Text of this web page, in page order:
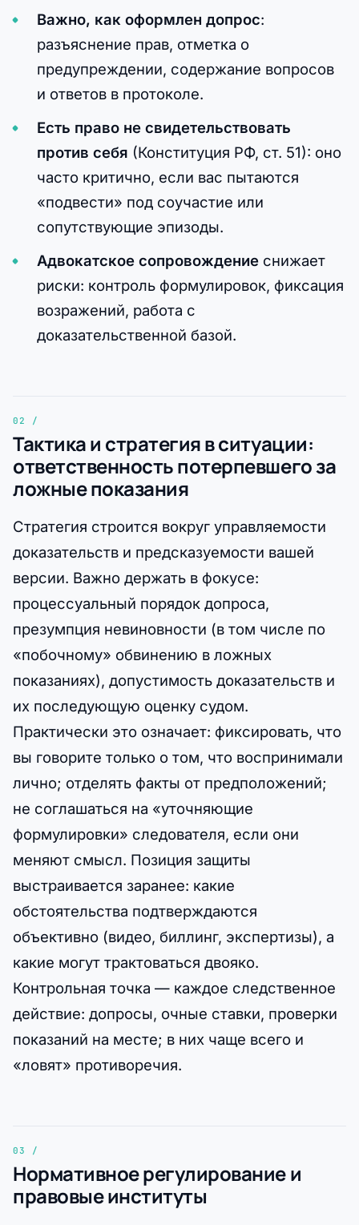
Важно, как оформлен допрос:
разъяснение прав, отметка о
предупреждении, содержание вопросов
и ответов в протоколе.
Есть право не свидетельствовать
против себя (Конституция РФ, ст. 51): оно
часто критично, если вас пытаются
«подвести» под соучастие или
сопутствующие эпизоды.
Адвокатское сопровождениеснижает
риски: контроль формулировок, фиксация
возражений, работа с
доказательственной базой.
Тактика и стратегия в ситуации:
ответственность потерпевшего за
ложные показания
Стратегия строится вокруг управляемости
доказательств и предсказуемости вашей
версии. Важно держать в фокусе:
процессуальный порядок допроса,
презумпция невиновности (в том числе по
«побочному» обвинению в ложных
показаниях), допустимость доказательств и
их последующую оценку судом.
Практически это означает: фиксировать, что
вы говорите только о том, что воспринимали
лично; отделять факты от предположений;
не соглашаться на «уточняющие
формулировки» следователя, если они
меняют смысл. Позиция защиты
выстраивается заранее: какие
обстоятельства подтверждаются
объективно (видео, биллинг, экспертизы), а
какие могут трактоваться двояко.
Контрольная точка — каждое следственное
действие: допросы, очные ставки, проверки
показаний на месте; в них чаще всего и
«ловят» противоречия.
Нормативное регулирование и
правовые институты